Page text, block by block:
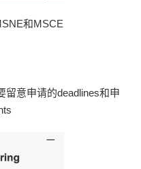
和MSCE
留意申请的deadlines和申